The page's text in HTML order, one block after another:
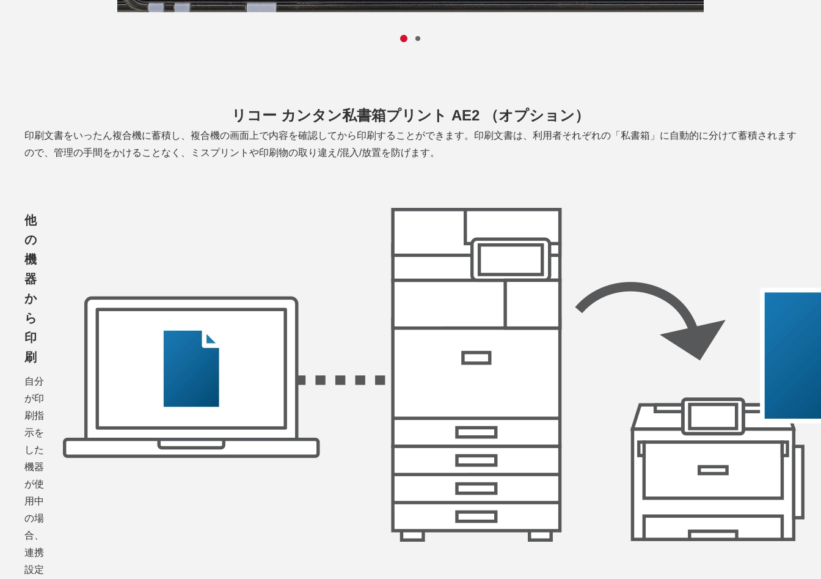
リコー カンタン私書箱プリント AE2 （オプション）
印刷文書をいったん複合機に蓄積し、複合機の画面上で内容を確認してから印刷することができます。印刷文書は、利用者それぞれの「私書箱」に自動的に分けて蓄積されます
ので、管理の手間をかけることなく、ミスプリントや印刷物の取り違え/混入/放置を防げます。
他
の
機
器
か
ら
印
刷
自分
が印
刷指
示を
した
機器
が使
用中
の場
合、
連携
設定